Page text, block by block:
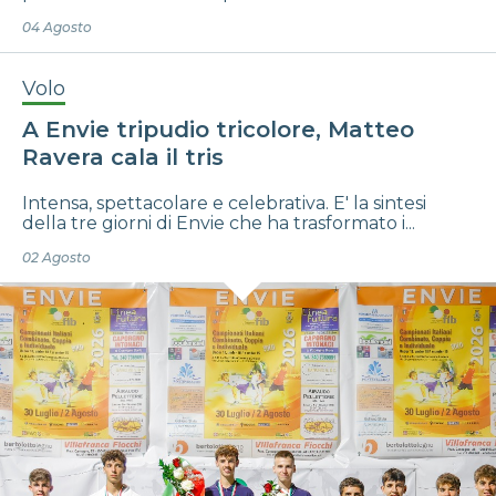
04 Agosto
Volo
A Envie tripudio tricolore, Matteo
Ravera cala il tris
Intensa, spettacolare e celebrativa. E' la sintesi
della tre giorni di Envie che ha trasformato i...
02 Agosto